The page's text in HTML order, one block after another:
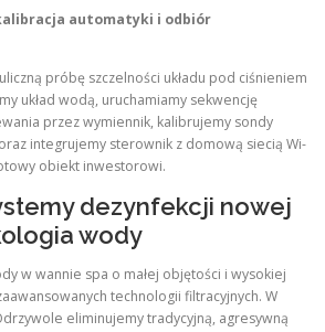
automatyki i odbiór
próbę szczelności układu pod ciśnieniem
układ wodą, uruchamiamy sekwencję
przez wymiennik, kalibrujemy sondy
integrujemy sterownik z domową siecią Wi-
obiekt inwestorowi.
dezynfekcji nowej
wody
w wannie spa o małej objętości i wysokiej
technologii filtracyjnych. W
eliminujemy tradycyjną, agresywną